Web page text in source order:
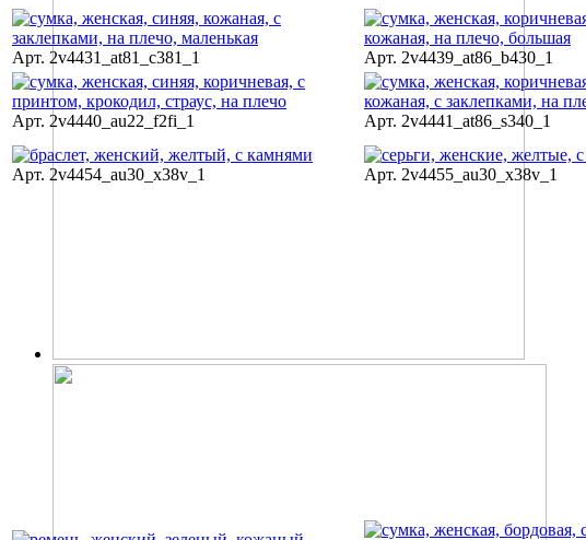
Арт. 2v4431_at81_c381_1 Арт. 2v4439_at86_b430_1
Арт. 2v4440_au22_f2fi_1 Арт. 2v4441_at86_s340_1
Арт. 2v4454_au30_x38v_1 Арт. 2v4455_au30_x38v_1